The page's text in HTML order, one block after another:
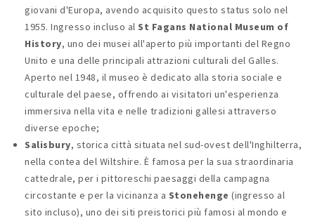
giovani d'Europa, avendo acquisito questo status solo nel
1955. Ingresso incluso al St Fagans National Museum of
History, uno dei musei all'aperto più importanti del Regno
Unito e una delle principali attrazioni culturali del Galles.
Aperto nel 1948, il museo è dedicato alla storia sociale e
culturale del paese, offrendo ai visitatori un'esperienza
immersiva nella vita e nelle tradizioni gallesi attraverso
diverse epoche;
Salisbury, storica città situata nel sud-ovest dell'Inghilterra,
nella contea del Wiltshire. È famosa per la sua straordinaria
cattedrale, per i pittoreschi paesaggi della campagna
circostante e per la vicinanza a Stonehenge (ingresso al
sito incluso), uno dei siti preistorici più famosi al mondo e